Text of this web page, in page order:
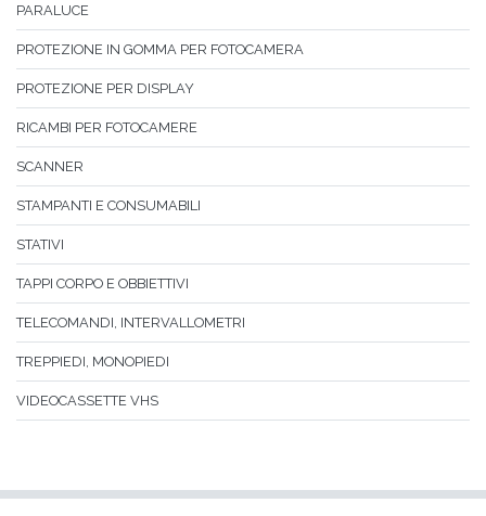
PARALUCE
PROTEZIONE IN GOMMA PER FOTOCAMERA
PROTEZIONE PER DISPLAY
RICAMBI PER FOTOCAMERE
SCANNER
STAMPANTI E CONSUMABILI
STATIVI
TAPPI CORPO E OBBIETTIVI
TELECOMANDI, INTERVALLOMETRI
TREPPIEDI, MONOPIEDI
VIDEOCASSETTE VHS